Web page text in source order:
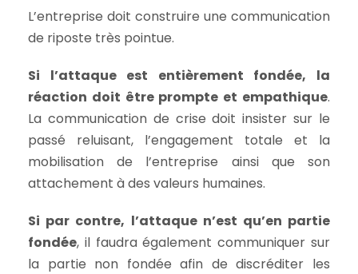
L’entreprise doit construire une communication
de riposte très pointue.
Si l’attaque est entièrement fondée, la
réaction doit être prompte et empathique.
La communication de crise doit insister sur le
passé reluisant, l’engagement totale et la
mobilisation de l’entreprise ainsi que son
attachement à des valeurs humaines.
Si par contre, l’attaque n’est qu’en partie
fondée, il faudra également communiquer sur
la partie non fondée afin de discréditer les